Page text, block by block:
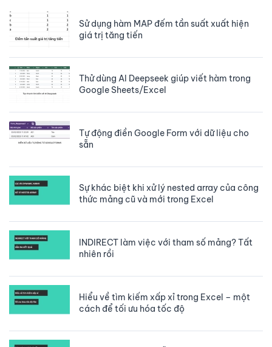
Sử dụng hàm MAP đếm tần suất xuất hiện
giá trị tăng tiến
Thử dùng AI Deepseek giúp viết hàm trong
Google Sheets/Excel
Tự động điền Google Form với dữ liệu cho
sẵn
Sự khác biệt khi xử lý nested array của công
thức mảng cũ và mới trong Excel
INDIRECT làm việc với tham số mảng? Tất
nhiên rồi
Hiểu về tìm kiếm xấp xỉ trong Excel – một
cách để tối ưu hóa tốc độ